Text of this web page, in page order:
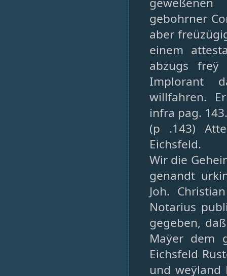
gebohrner
aber
einem
abzugs
Implorant
willfahren.
infra pag. 143.
(p .143)
Eichsfeld.
Wir die
genandt
Joh.
Notarius
gegeben,
Maÿer dem
Eichsfeld
und weÿland